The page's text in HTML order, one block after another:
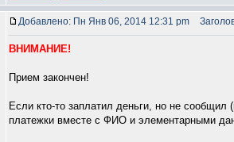
Добавлено: Пн Янв 06, 2014 12:31 pm
ВНИМАНИЕ!
Прием закончен!
Если кто-то заплатил деньги, но не сообщил
платежки вместе с ФИО и элементарными